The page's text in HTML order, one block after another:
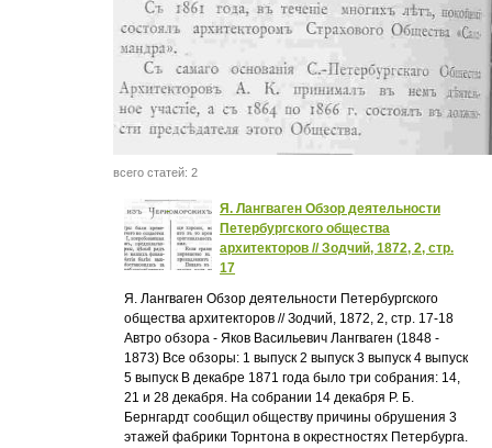
всего статей: 2
Я. Лангваген Обзор деятельности
Петербургского общества
архитекторов // Зодчий, 1872, 2, стр.
17
Я. Лангваген Обзор деятельности Петербургского
общества архитекторов // Зодчий, 1872, 2, стр. 17-18
Автро обзора - Яков Васильевич Лангваген (1848 -
1873) Все обзоры: 1 выпуск 2 выпуск 3 выпуск 4 выпуск
5 выпуск В декабре 1871 года было три собрания: 14,
21 и 28 декабря. На собрании 14 декабря Р. Б.
Бернгардт сообщил обществу причины обрушения 3
этажей фабрики Торнтона в окрестностях Петербурга.